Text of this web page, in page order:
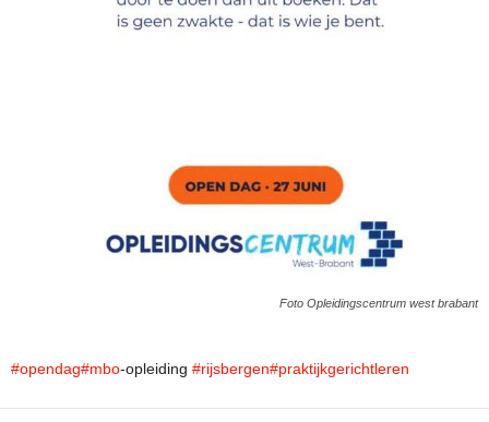
Foto Opleidingscentrum west brabant
#opendag#mbo-opleiding #rijsbergen#praktijkgerichtleren